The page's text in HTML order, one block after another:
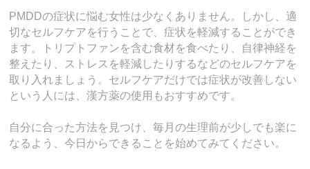
PMDDの症状に悩む女性は少なくありません。しかし、適
切なセルフケアを行うことで、症状を軽減することができ
ます。トリプトファンを含む食材を食べたり、自律神経を
整えたり、ストレスを軽減したりするなどのセルフケアを
取り入れましょう。セルフケアだけでは症状が改善しない
という人には、漢方薬の使用もおすすめです。
自分に合った方法を見つけ、毎月の生理前が少しでも楽に
なるよう、今日からできることを始めてみてください。